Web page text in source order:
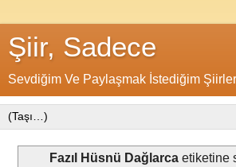
Şiir, Sadece
Sevdiğim Ve Paylaşmak İstediğim Şiirler
Fazıl Hüsnü Dağlarca etiketine